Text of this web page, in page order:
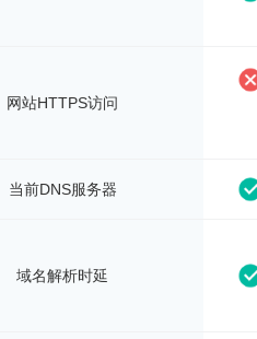
网站HTTPS访问
当前DNS服务器
域名解析时延